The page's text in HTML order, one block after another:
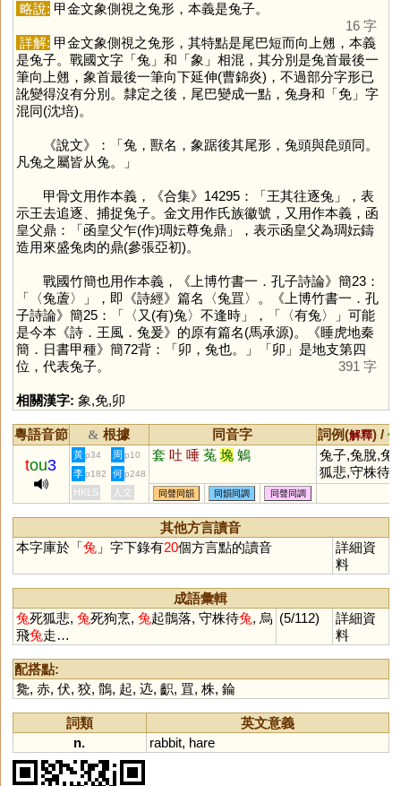
略說: 甲金文象側視之兔形，本義是兔子。
16 字
詳解: 甲金文象側視之兔形，其特點是尾巴短而向上翹，本義
是兔子。戰國文字「兔」和「象 」相混，其分別是兔首最後一
筆向上翹，象首最後一筆向下延伸(曹錦炎)，不過部分字形已
訛變得沒有分別。隸定之後，尾巴變成一點，兔身和「免」字
混同(沈培)。
《說文》：「兔，獸名，象踞後其尾形，兔頭與㲋頭同。
凡兔之屬皆从兔。」
甲骨文用作本義，《合集》14295：「王其往逐兔」，表
示王去追逐、捕捉兔子。金文用作氏族徽號，又用作本義，函
皇父鼎：「函皇父乍(作)琱妘尊兔鼎」，表示函皇父為琱妘鑄
造用來盛兔肉的鼎(參張亞初)。
戰國竹簡也用作本義，《上博竹書一．孔子詩論》簡23：
「〈兔蔖〉」，即《詩經》篇名〈兔罝〉。《上博竹書一．孔
子詩論》簡25：「〈又(有)兔〉不逢時」，「〈有兔〉」可能
是今本《詩．王風．兔爰》的原有篇名(馬承源)。《睡虎地秦
簡．日書甲種》簡72背：「卯，兔也。」「卯 」是地支第四
位，代表兔子。
391 字
相關漢字: 象,免,卯
粵語音節 & 根據 同音字 詞例(解釋) /
tou3
黃 p34 周 p10 套 吐 唾 菟 堍 鵵
兔子,兔脫,兔
狐悲,守株待
動如脫兔,狡
三窟
李 p182 何 p248
HKLS 人文 同聲同韻 同韻同調 同聲同調
其他方言讀音
本字庫於「兔 」字下錄有20個方言點的讀音
詳細資
料
成語彙輯
兔死狐悲, 兔死狗烹, 兔起鶻落, 守株待兔, 烏
飛兔走…
(5/112)
詳細資
料
配搭點:
毚, 赤, 伏, 狡, 鶻, 起, 迒, 齞, 罝, 株, 錀
詞類
英文意義
n.
rabbit, hare